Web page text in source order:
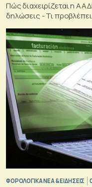
Πώς διαχειρίζεται η
δηλώσεις - Τι
ΦΟΡΟΛΟΓΙΚΑ ΝΕΑ & EΙΔΗΣΕΙΣ